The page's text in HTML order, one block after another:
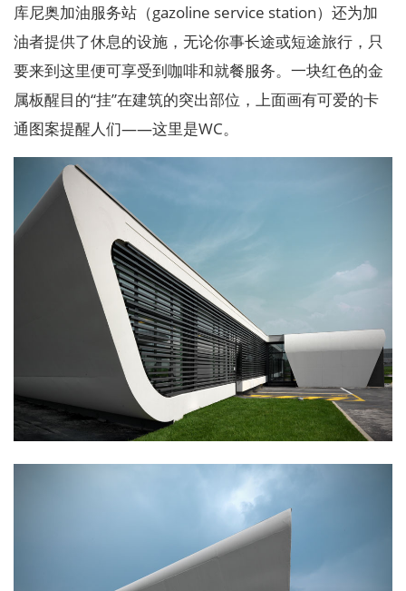
库尼奥加油服务站（gazoline service station）还为加
油者提供了休息的设施，无论你事长途或短途旅行，只
要来到这里便可享受到咖啡和就餐服务。一块红色的金
属板醒目的“挂”在建筑的突出部位，上面画有可爱的卡
通图案提醒人们——这里是WC。